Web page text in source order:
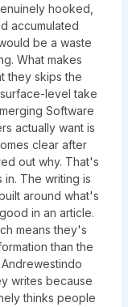
hooked,
accumulated
be a waste
What makes
they skips the
level take
Software
actually want is
clear after
out why. That's
The writing is
around what's
in an article.
means they's
than the
writes because
thinks people